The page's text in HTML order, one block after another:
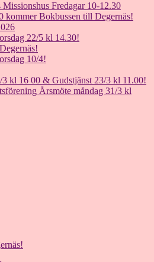
Fredagar 10-12.30
kommer Bokbussen till Degernäs!
22/5 kl 14.30!
10/4!
kl 16 00 & Gudstjänst 23/3 kl 11.00!
Årsmöte måndag 31/3 kl